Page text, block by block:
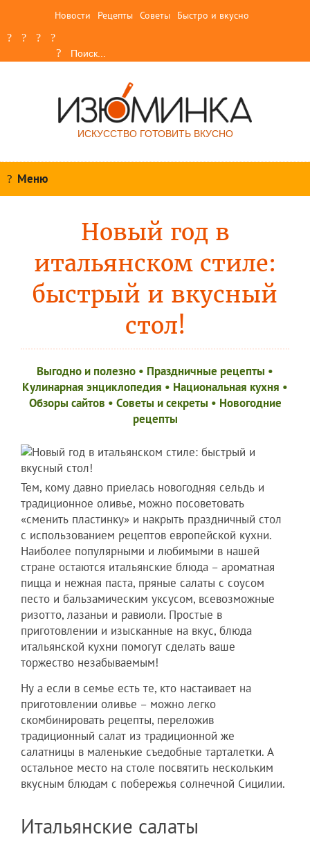
Новости Рецепты Советы Быстро и вкусно
ИСКУССТВО ГОТОВИТЬ ВКУСНО
Меню
Новый год в
итальянском стиле:
быстрый и вкусный
стол!
Выгодно и полезно • Праздничные рецепты •
Кулинарная энциклопедия • Национальная кухня •
Обзоры сайтов • Советы и секреты • Новогодние
рецепты
Тем, кому давно приелась новогодняя сельдь и
традиционное оливье, можно посоветовать
«сменить пластинку» и накрыть праздничный стол
с использованием рецептов европейской кухни.
Наиболее популярными и любимыми в нашей
стране остаются итальянские блюда – ароматная
пицца и нежная паста, пряные салаты с соусом
песто и бальзамическим уксусом, всевозможные
ризотто, лазаньи и равиоли. Простые в
приготовлении и изысканные на вкус, блюда
итальянской кухни помогут сделать ваше
торжество незабываемым!
Ну а если в семье есть те, кто настаивает на
приготовлении оливье – можно легко
скомбинировать рецепты, переложив
традиционный салат из традиционной же
салатницы в маленькие съедобные тарталетки. А
остальное место на столе посвятить нескольким
вкусным блюдам с побережья солнечной Сицилии.
Итальянские салаты